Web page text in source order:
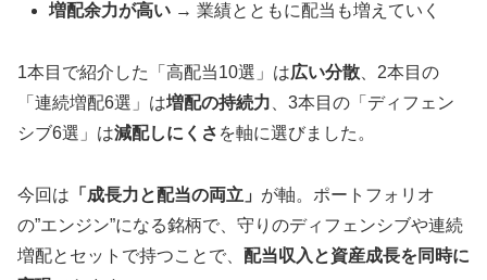
増配余力が高い → 業績とともに配当も増えていく
1本目で紹介した「高配当10選」は広い分散 、2本目の
「連続増配6選」は増配の持続力 、3本目の「ディフェン
シブ6選」は減配しにくさ を軸に選びました。
今回は 「成長力と配当の両立」 が軸。ポートフォリオ
の”エンジン”になる銘柄で、守りのディフェンシブや連続
増配とセットで持つことで、 配当収入と資産成長を同時に